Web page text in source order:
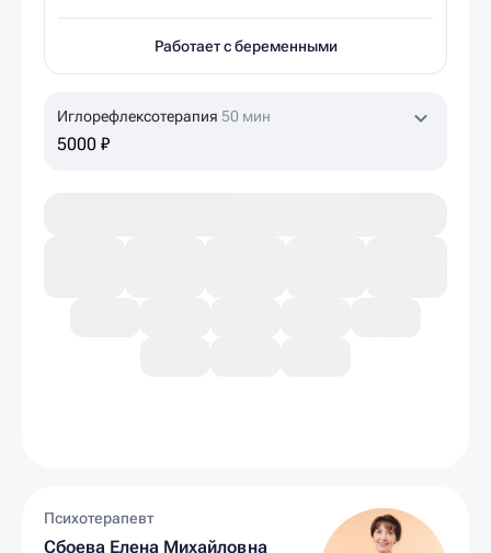
Работает с беременными
Иглорефлексотерапия 50 мин
5000 ₽
Психотерапевт
Сбоева Елена Михайловна